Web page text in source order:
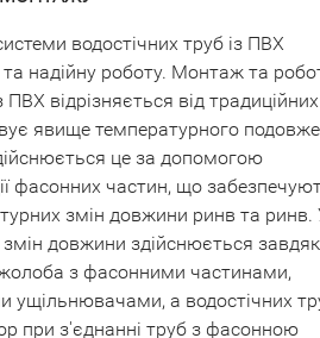
водостічних труб із ПВХ
та надійну роботу. Монтаж та
ПВХ відрізняється від традиційних
явище температурного
це за допомогою
фасонних частин, що
змін довжини ринв та ринв.
довжини здійснюється
з фасонними частинами,
а водостічних
при з'єднанні труб з фасонною